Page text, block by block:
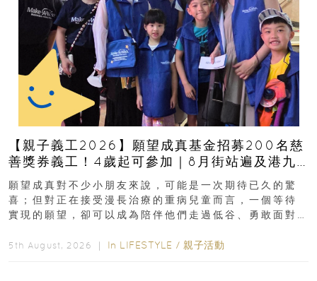
【親子義工2026】願望成真基金招募200名慈
善獎券義工！4歲起可參加｜8月街站遍及港九
新界
願望成真對不少小朋友來說，可能是一次期待已久的驚
喜；但對正在接受漫長治療的重病兒童而言，一個等待
實現的願望，卻可以成為陪伴他們走過低谷、勇敢面對
5th August, 2026 ｜ In LIFESTYLE / 親子活動